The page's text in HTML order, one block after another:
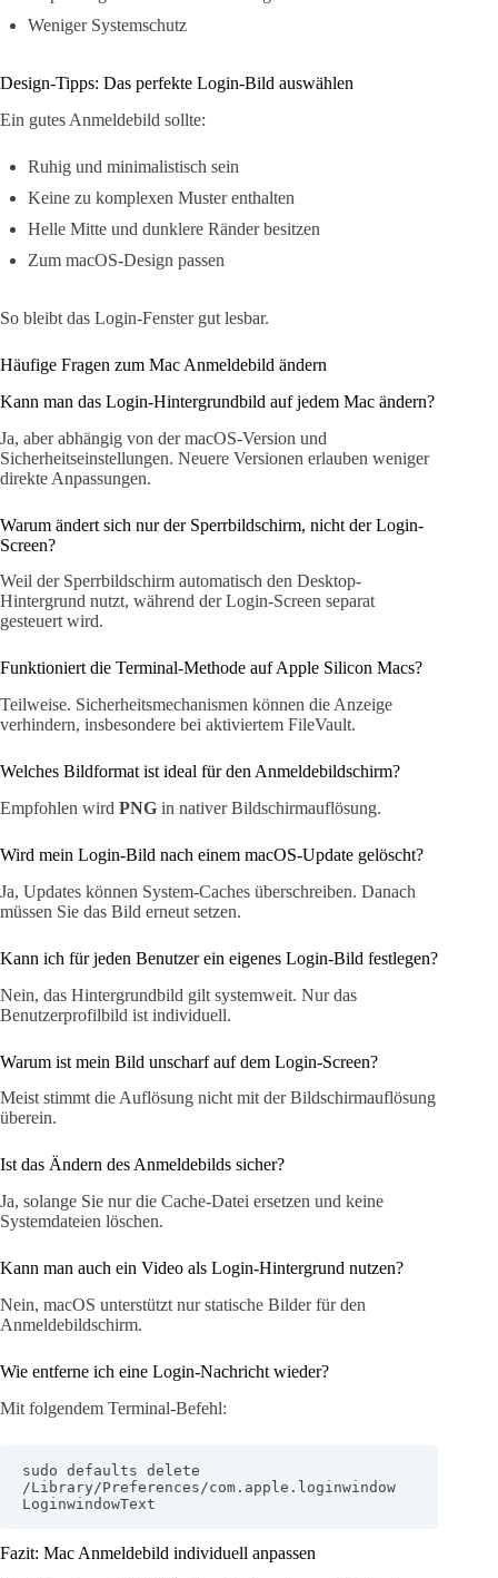
Weniger Systemschutz
Design-Tipps: Das perfekte Login-Bild auswählen
Ein gutes Anmeldebild sollte:
Ruhig und minimalistisch sein
Keine zu komplexen Muster enthalten
Helle Mitte und dunklere Ränder besitzen
Zum macOS-Design passen
So bleibt das Login-Fenster gut lesbar.
Häufige Fragen zum Mac Anmeldebild ändern
Kann man das Login-Hintergrundbild auf jedem Mac ändern?
Ja, aber abhängig von der macOS-Version und
Sicherheitseinstellungen. Neuere Versionen erlauben weniger
direkte Anpassungen.
Warum ändert sich nur der Sperrbildschirm, nicht der Login-
Screen?
Weil der Sperrbildschirm automatisch den Desktop-
Hintergrund nutzt, während der Login-Screen separat
gesteuert wird.
Funktioniert die Terminal-Methode auf Apple Silicon Macs?
Teilweise. Sicherheitsmechanismen können die Anzeige
verhindern, insbesondere bei aktiviertem FileVault.
Welches Bildformat ist ideal für den Anmeldebildschirm?
Empfohlen wird PNG in nativer Bildschirmauflösung.
Wird mein Login-Bild nach einem macOS-Update gelöscht?
Ja, Updates können System-Caches überschreiben. Danach
müssen Sie das Bild erneut setzen.
Kann ich für jeden Benutzer ein eigenes Login-Bild festlegen?
Nein, das Hintergrundbild gilt systemweit. Nur das
Benutzerprofilbild ist individuell.
Warum ist mein Bild unscharf auf dem Login-Screen?
Meist stimmt die Auflösung nicht mit der Bildschirmauflösung
überein.
Ist das Ändern des Anmeldebilds sicher?
Ja, solange Sie nur die Cache-Datei ersetzen und keine
Systemdateien löschen.
Kann man auch ein Video als Login-Hintergrund nutzen?
Nein, macOS unterstützt nur statische Bilder für den
Anmeldebildschirm.
Wie entferne ich eine Login-Nachricht wieder?
Mit folgendem Terminal-Befehl:
sudo defaults delete
/Library/Preferences/com.apple.loginwindow
LoginwindowText
Fazit: Mac Anmeldebild individuell anpassen